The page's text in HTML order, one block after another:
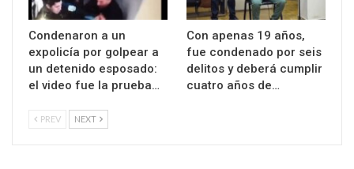
Condenaron a un
expolicía por golpear a
un detenido esposado:
el video fue la prueba…
Con apenas 19 años,
fue condenado por seis
delitos y deberá cumplir
cuatro años de…
PREV NEXT